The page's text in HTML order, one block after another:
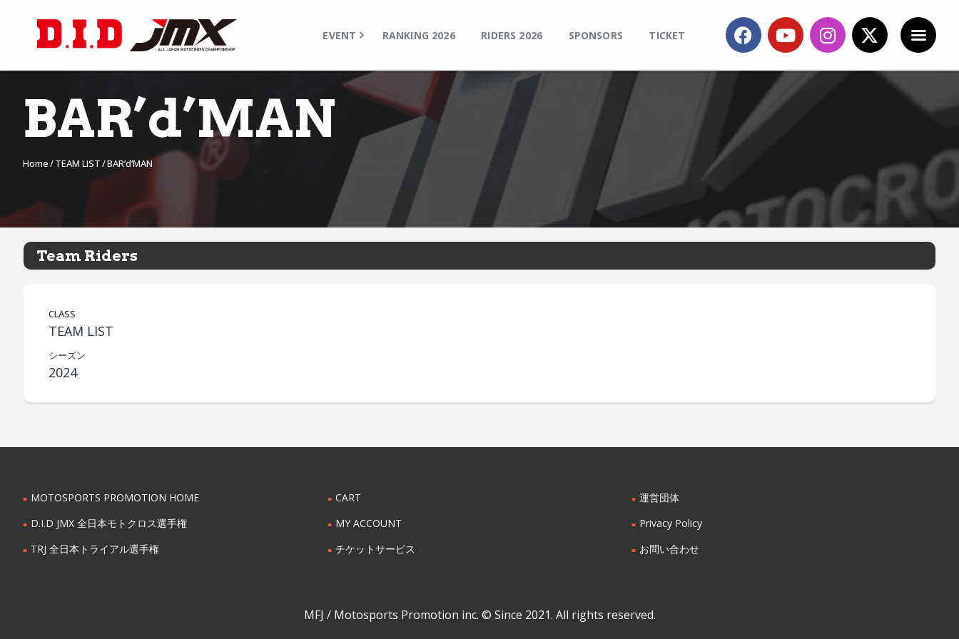
EVENT RANKING 2026 RIDERS 2026 SPONSORS TICKET
BAR’d’MAN
Home TEAM LIST BAR’d’MAN
EVENT
RIDERS 2026
SPONSORS
TICKET
MSP Motosports Promotion TOP
Team Riders
CLASS
TEAM LIST
シーズン
2024
MOTOSPORTS PROMOTION HOME
D.I.D JMX 全日本モトクロス選手権
TRJ 全日本トライアル選手権
CART
MY ACCOUNT
チケットサービス
運営団体
Privacy Policy
お問い合わせ
MFJ / Motosports Promotion inc. © Since 2021. All rights reserved.